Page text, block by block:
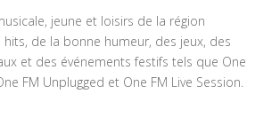
jeune et loisirs de la région
hits, de la bonne humeur, des jeux, des
et des événements festifs tels que One
FM Unplugged et One FM Live Session.